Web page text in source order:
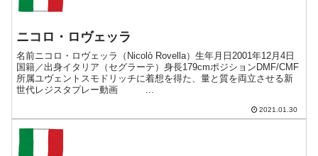
ニコロ・ロヴェッラ
名前ニコロ・ロヴェッラ（Nicolò Rovella）生年月日2001年12月4日
国籍／出身イタリア（セグラーテ）身長179cmポジションDMF/CMF
所属ユヴェントスモドリッチに着想を得た、量と質を両立させる新
世代レジスタプレー動画 ...
2021.01.30